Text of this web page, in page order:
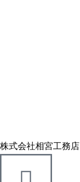
株式会社相宮工務店